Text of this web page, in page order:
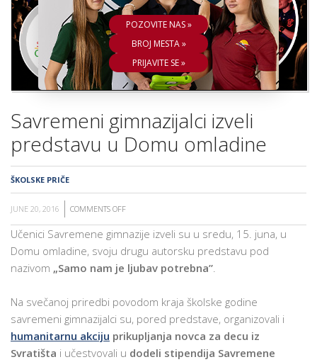
Savremeni gimnazijalci izveli
predstavu u Domu omladine
ŠKOLSKE PRIČE
JUNE 20, 2016 COMMENTS OFF
SAVREMENI
GIMNAZIJALCI
IZVELI
PREDSTAVU
OMLADINE
Učenici Savremene gimnazije izveli su u sredu, 15. juna, u
Domu omladine, svoju drugu autorsku predstavu pod
nazivom „Samo nam je ljubav potrebna”.
Na svečanoj priredbi povodom kraja školske godine
savremeni gimnazijalci su, pored predstave, organizovali i
humanitarnu akciju prikupljanja novca za decu iz
Svratišta i učestvovali u dodeli stipendija Savremene
POZOVITE NAS »
BROJ MESTA »
PRIJAVITE SE »